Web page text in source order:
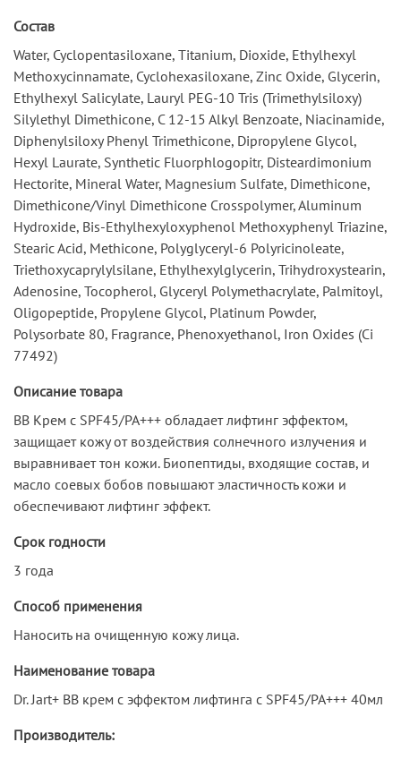
Состав
Water, Cyclopentasiloxane, Titanium, Dioxide, Ethylhexyl
Methoxycinnamate, Cyclohexasiloxane, Zinc Oxide, Glycerin,
Ethylhexyl Salicylate, Lauryl PEG-10 Tris (Trimethylsiloxy)
Silylethyl Dimethicone, C 12-15 Alkyl Benzoate, Niacinamide,
Diphenylsiloxy Phenyl Trimethicone, Dipropylene Glycol,
Hexyl Laurate, Synthetic Fluorphlogopitr, Disteardimonium
Hectorite, Mineral Water, Magnesium Sulfate, Dimethicone,
Dimethicone/Vinyl Dimethicone Crosspolymer, Aluminum
Hydroxide, Bis-Ethylhexyloxyphenol Methoxyphenyl Triazine,
Stearic Acid, Methicone, Polyglyceryl-6 Polyricinoleate,
Triethoxycaprylylsilane, Ethylhexylglycerin, Trihydroxystearin,
Adenosine, Tocopherol, Glyceryl Polymethacrylate, Palmitoyl,
Oligopeptide, Propylene Glycol, Platinum Powder,
Polysorbate 80, Fragrance, Phenoxyethanol, Iron Oxides (Ci
77492)
Описание товара
BB Крем с SPF45/PA+++ обладает лифтинг эффектом,
защищает кожу от воздействия солнечного излучения и
выравнивает тон кожи. Биопептиды, входящие состав, и
масло соевых бобов повышают эластичность кожи и
обеспечивают лифтинг эффект.
Срок годности
3 года
Способ применения
Наносить на очищенную кожу лица.
Наименование товара
Dr. Jart+ BB крем с эффектом лифтинга с SPF45/PA+++ 40мл
Производитель: